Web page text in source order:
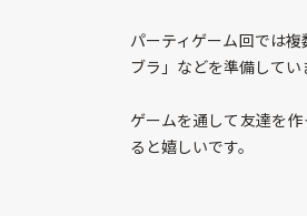
パーティゲーム回では
ブラ」などを準備してい
ゲームを通して友達を
ると嬉しいです。